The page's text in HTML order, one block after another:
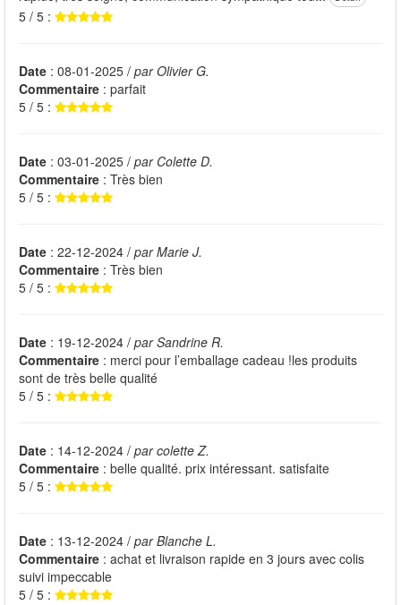
5 / 5 :
Date : 08-01-2025 / par Olivier G.
Commentaire : parfait
5 / 5 :
Date : 03-01-2025 / par Colette D.
Commentaire : Très bien
5 / 5 :
Date : 22-12-2024 / par Marie J.
Commentaire : Très bien
5 / 5 :
Date : 19-12-2024 / par Sandrine R.
Commentaire : merci pour l’emballage cadeau !les produits
sont de très belle qualité
5 / 5 :
Date : 14-12-2024 / par colette Z.
Commentaire : belle qualité. prix intéressant. satisfaite
5 / 5 :
Date : 13-12-2024 / par Blanche L.
Commentaire : achat et livraison rapide en 3 jours avec colis
suivi impeccable
5 / 5 :